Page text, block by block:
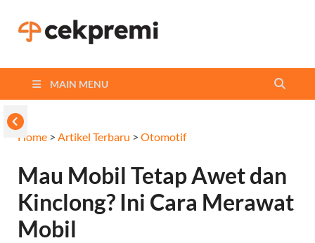
MAIN MENU
Home > Artikel Terbaru > Otomotif
Mau Mobil Tetap Awet dan
Kinclong? Ini Cara Merawat
Mobil